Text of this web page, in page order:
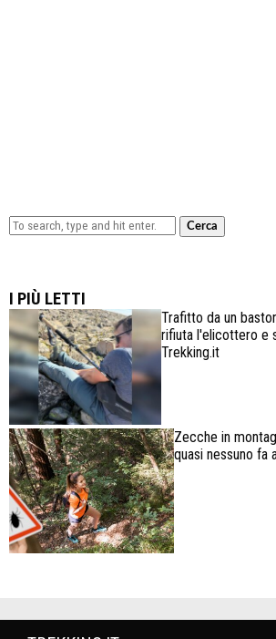
Cerca
I PIÙ LETTI
Trafitto da un
rifiuta l'elicottero e
Trekking.it
Zecche in
quasi nessuno fa